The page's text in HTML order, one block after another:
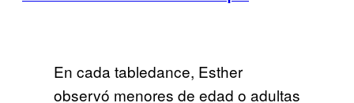
En cada tabledance, Esther
observó menores de edad o adultas